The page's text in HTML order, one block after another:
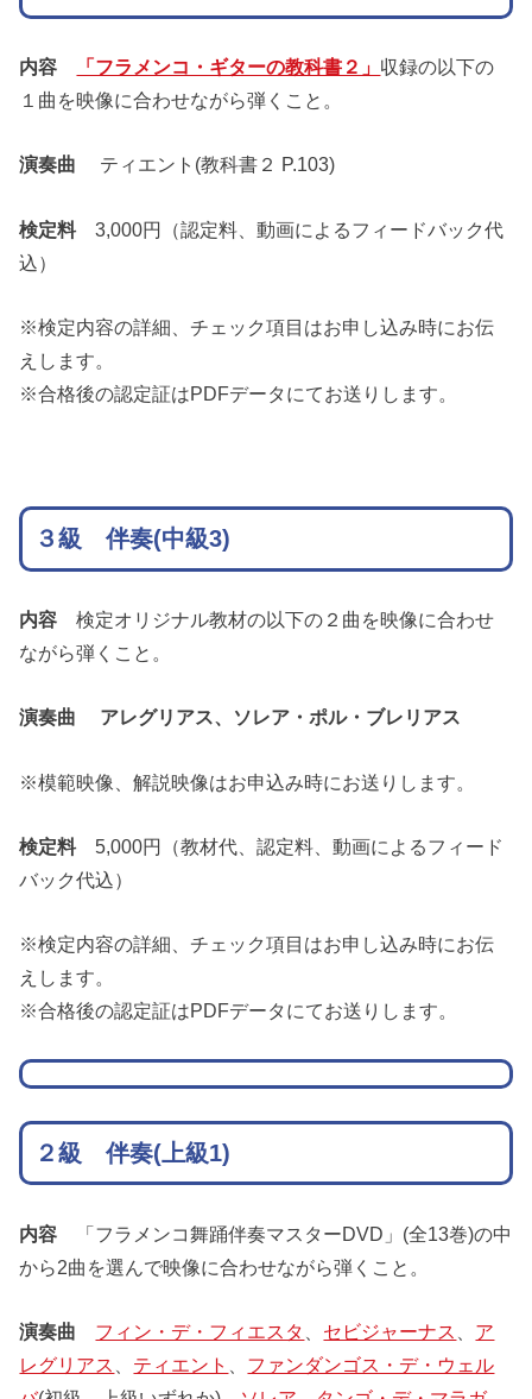
内容 「フラメンコ・ギターの教科書２」 収録の以下の
１曲を映像に合わせながら弾くこと。
演奏曲 ティエント(教科書２ P.103)
検定料3,000円（認定料、動画によるフィードバック代
込）
※検定内容の詳細、チェック項目はお申し込み時にお伝
えします。
※合格後の認定証はPDFデータにてお送りします。
３級 伴奏(中級3)
内容 検定オリジナル教材の以下の２曲を映像に合わせ
ながら弾くこと。
演奏曲 アレグリアス、ソレア・ポル・ブレリアス
※模範映像、解説映像はお申込み時にお送りします。
検定料5,000円（教材代、認定料、動画によるフィード
バック代込）
※検定内容の詳細、チェック項目はお申し込み時にお伝
えします。
※合格後の認定証はPDFデータにてお送りします。
２級 伴奏(上級1)
内容 「フラメンコ舞踊伴奏マスターDVD」(全13巻)の中
から2曲を選んで映像に合わせながら弾くこと。
演奏曲 フィン・デ・フィエスタ セビジャーナス
ア
レグリアス
ティエント
ファンダンゴス・デ・ウェル